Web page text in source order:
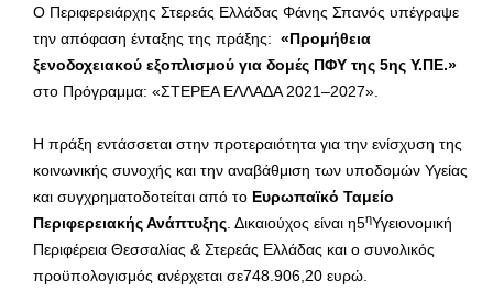
Ο Περιφερειάρχης Στερεάς Ελλάδας Φάνης Σπανός υπέγραψε
την απόφαση ένταξης της πράξης: «Προμήθεια
ξενοδοχειακού εξοπλισμού για δομές ΠΦΥ της 5ης Υ.ΠΕ.»
στο Πρόγραμμα: «ΣΤΕΡΕΑ ΕΛΛΑΔΑ 2021–2027».
Η πράξη εντάσσεται στην προτεραιότητα για την ενίσχυση της
κοινωνικής συνοχής και την αναβάθμιση των υποδομών Υγείας
και συγχρηματοδοτείται από το Ευρωπαϊκό Ταμείο
Περιφερειακής Ανάπτυξης . Δικαιούχος είναι η5ηΥγειονομική
Περιφέρεια Θεσσαλίας & Στερεάς Ελλάδας και ο συνολικός
προϋπολογισμός ανέρχεται σε748.906,20 ευρώ.